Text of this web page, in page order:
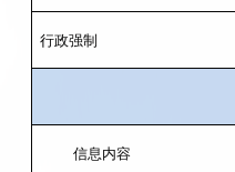
行政强制
信息内容